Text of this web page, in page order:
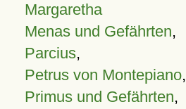
Margaretha
Menas und Gefährten,
Parcius,
Petrus von Montepiano,
Primus und Gefährten,